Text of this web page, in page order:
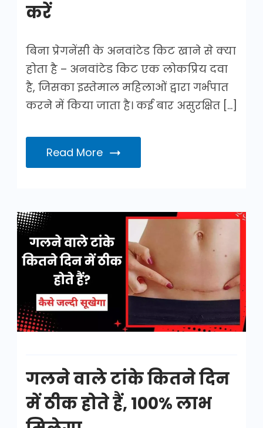
करें
बिना प्रेगनेंसी के अनवांटेड किट खाने से क्या
होता है – अनवांटेड किट एक लोकप्रिय दवा
है, जिसका इस्तेमाल महिलाओं द्वारा गर्भपात
करने में किया जाता है। कई बार असुरक्षित […]
Read More
गलने
वाले
टांके
में
ठीक
गलने वाले टांके कितने दिन
में ठीक होते हैं, 100% लाभ